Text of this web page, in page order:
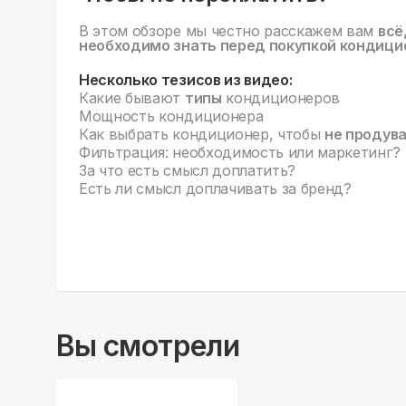
В этом обзоре мы честно расскажем вам
необходимо знать перед покупкой
Несколько тезисов из видео:
Какие бывают типы кондиционеров
Мощность кондиционера
Как выбрать кондиционер, чтобы не
Фильтрация: необходимость или маркетинг?
За что есть смысл доплатить?
Есть ли смысл доплачивать за бренд?
Вы смотрели